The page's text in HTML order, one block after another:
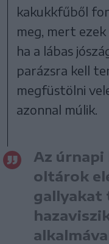
kakukkfűből
meg, mert
ha a lábas
parázsra kell
megfüstölni
azonnal múlik.
Az
oltárok
gallyakat